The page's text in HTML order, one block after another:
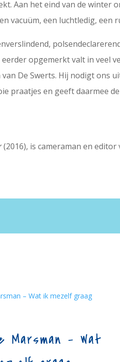
Aan het eind van de winter
vacuüm, een luchtledig, een
opgemerkt valt in veel
De Swerts. Hij nodigt ons
praatjes en geeft daarmee
(2016), is cameraman en
Marsman – Wat